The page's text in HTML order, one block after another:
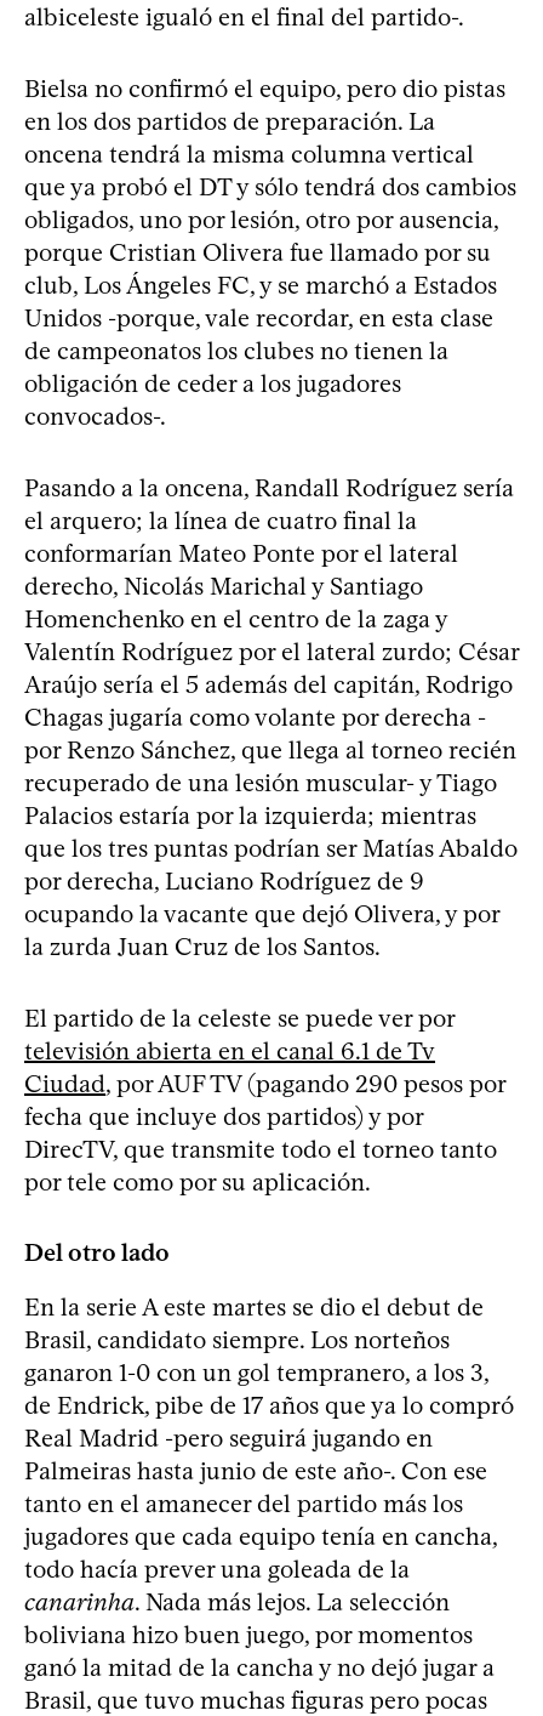
albiceleste igualó en el final del partido-.
Bielsa no confirmó el equipo, pero dio pistas
en los dos partidos de preparación. La
oncena tendrá la misma columna vertical
que ya probó el DT y sólo tendrá dos cambios
obligados, uno por lesión, otro por ausencia,
porque Cristian Olivera fue llamado por su
club, Los Ángeles FC, y se marchó a Estados
Unidos -porque, vale recordar, en esta clase
de campeonatos los clubes no tienen la
obligación de ceder a los jugadores
convocados-.
Pasando a la oncena, Randall Rodríguez sería
el arquero; la línea de cuatro final la
conformarían Mateo Ponte por el lateral
derecho, Nicolás Marichal y Santiago
Homenchenko en el centro de la zaga y
Valentín Rodríguez por el lateral zurdo; César
Araújo sería el 5 además del capitán, Rodrigo
Chagas jugaría como volante por derecha -
por Renzo Sánchez, que llega al torneo recién
recuperado de una lesión muscular- y Tiago
Palacios estaría por la izquierda; mientras
que los tres puntas podrían ser Matías Abaldo
por derecha, Luciano Rodríguez de 9
ocupando la vacante que dejó Olivera, y por
la zurda Juan Cruz de los Santos.
El partido de la celeste se puede ver por
televisión abierta en el canal 6.1 de Tv
Ciudad, por AUF TV (pagando 290 pesos por
fecha que incluye dos partidos) y por
DirecTV, que transmite todo el torneo tanto
por tele como por su aplicación.
Del otro lado
En la serie A este martes se dio el debut de
Brasil, candidato siempre. Los norteños
ganaron 1-0 con un gol tempranero, a los 3,
de Endrick, pibe de 17 años que ya lo compró
Real Madrid -pero seguirá jugando en
Palmeiras hasta junio de este año-. Con ese
tanto en el amanecer del partido más los
jugadores que cada equipo tenía en cancha,
todo hacía prever una goleada de la
canarinha. Nada más lejos. La selección
boliviana hizo buen juego, por momentos
ganó la mitad de la cancha y no dejó jugar a
Brasil, que tuvo muchas figuras pero pocas